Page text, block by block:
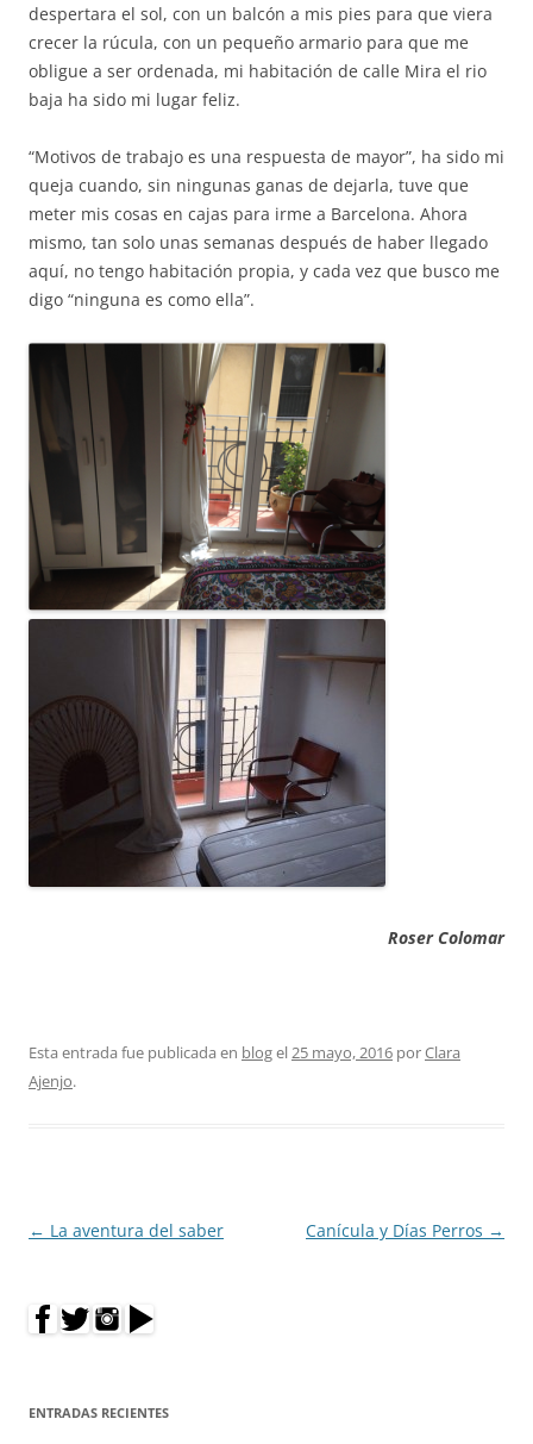
despertara el sol, con un balcón a mis pies para que viera
crecer la rúcula, con un pequeño armario para que me
obligue a ser ordenada, mi habitación de calle Mira el rio
baja ha sido mi lugar feliz.
“Motivos de trabajo es una respuesta de mayor”, ha sido mi
queja cuando, sin ningunas ganas de dejarla, tuve que
meter mis cosas en cajas para irme a Barcelona. Ahora
mismo, tan solo unas semanas después de haber llegado
aquí, no tengo habitación propia, y cada vez que busco me
digo “ninguna es como ella”.
Roser Colomar
Esta entrada fue publicada en blogel25 mayo, 2016 porClara
Ajenjo.
Navegación
← La aventura del saber Canícula y Días Perros →
ENTRADAS RECIENTES